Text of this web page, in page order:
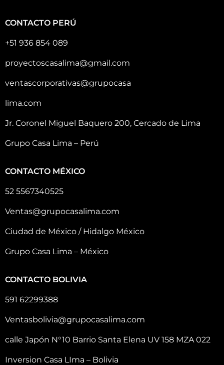
CONTACTO PERÚ
+51 936 854 089
proyectoscasalima@gmail.com
ventascorporativas@grupocasa
lima.com
Jr. Coronel Miguel Baquero 200, Cercado de Lima
Grupo Casa Lima – Perú
CONTACTO MÉXICO
52 5567340525
Ventas@grupocasalima.com
Ciudad de México / Hidalgo México
Grupo Casa Lima – México
CONTACTO BOLIVIA
591 62299388
Ventasbolivia@grupocasalima.com
calle Japón N°10 Barrio Santa Elena UV 158 MZA 022
Inversion Casa LIma – Bolivia